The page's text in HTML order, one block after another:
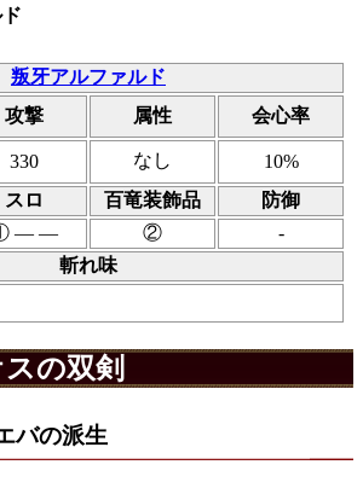
叛牙アルファルド
攻撃
属性 会心率
330 なし
10%
スロ 百竜装飾品
防御
― ― ②
-
斬れ味
の双剣
バの派生